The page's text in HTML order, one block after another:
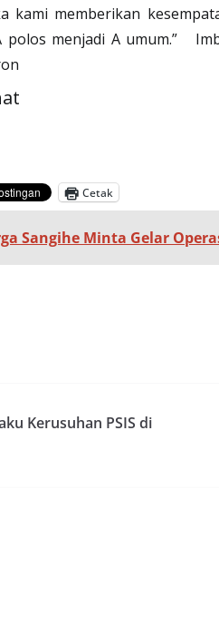
kami memberikan
menjadi A umum.”
Cetak
Sangihe Minta Gelar
Kerusuhan PSIS di